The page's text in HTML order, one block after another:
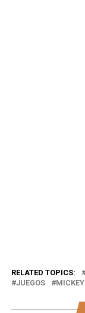
RELATED TOPICS:
JUEGOS
MICKEY